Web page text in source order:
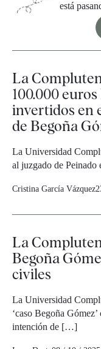
está
La
100.000
invertidos en
de Begoña
La Universidad
al juzgado de
Cristina García Vázquez
La
Begoña
civiles
La Universidad
‘caso Begoña
intención de […]